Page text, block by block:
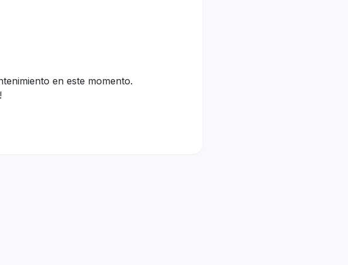
en este momento.